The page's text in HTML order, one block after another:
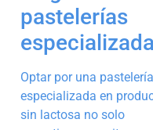
pastelerías
Optar por una pastelería
especializada en
sin lactosa no solo